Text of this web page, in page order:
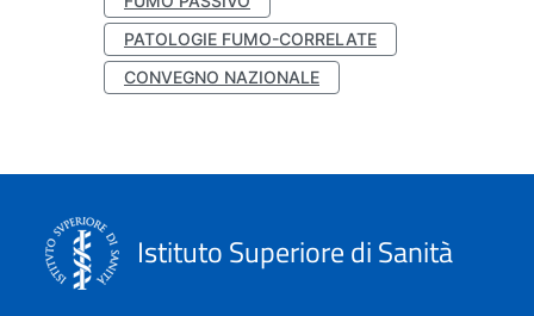
PATOLOGIE FUMO-CORRELATE
CONVEGNO NAZIONALE
Istituto Superiore di Sanità